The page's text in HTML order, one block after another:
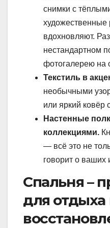
снимки с
художественные
вдохновляют.
нестандартном
фотогалерею на
Текстиль в
необычными
или яркий ковёр
Настенные
коллекциями.
— всё это не
говорит о ваших
Спальня –
для отдыха